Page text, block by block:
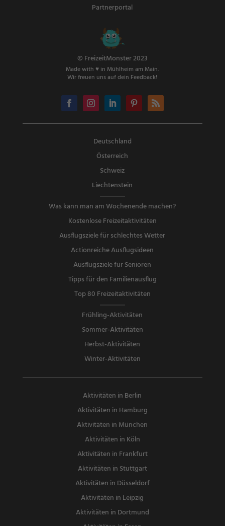
Partnerportal
© FreizeitMonster 2023
Made with ♥ in Mühlheim am Main.
Wir freuen uns auf dein Feedback!
Deutschland
Österreich
Schweiz
Liechtenstein
Was kann man am Wochenende machen?
Kostenlose Freizeitaktivitäten
Ausflugsziele für schlechtes Wetter
Actionreiche Ausflugsideen
Ausflugsziele für Senioren
Tipps für den Familienausflug
Top 80 Freizeitaktivitäten
Frühling-Aktivitäten
Sommer-Aktivitäten
Herbst-Aktivitäten
Winter-Aktivitäten
Aktivitäten in Berlin
Aktivitäten in Hamburg
Aktivitäten in München
Aktivitäten in Köln
Aktivitäten in Frankfurt
Aktivitäten in Stuttgart
Aktivitäten in Düsseldorf
Aktivitäten in Leipzig
Aktivitäten in Dortmund